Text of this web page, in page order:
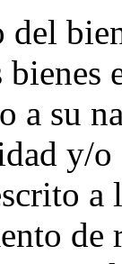
a su
y/o
de